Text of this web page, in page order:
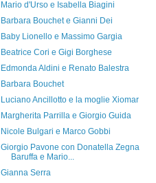
Mario d'Urso e Isabella Biagini
Barbara Bouchet e Gianni Dei
Baby Lionello e Massimo Gargia
Beatrice Cori e Gigi Borghese
Edmonda Aldini e Renato Balestra
Barbara Bouchet
Luciano Ancillotto e la moglie Xiomar
Margherita Parrilla e Giorgio Guida
Nicole Bulgari e Marco Gobbi
Giorgio Pavone con Donatella Zegna
Baruffa e Mario...
Gianna Serra